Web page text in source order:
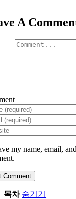
A
my name, email,
목차 숨기기